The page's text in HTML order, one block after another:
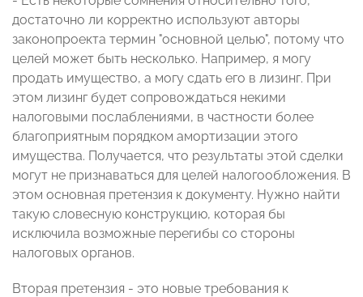
достаточно ли корректно используют авторы
законопроекта термин "основной целью", потому что
целей может быть несколько. Например, я могу
продать имущество, а могу сдать его в лизинг. При
этом лизинг будет сопровождаться некими
налоговыми послаблениями, в частности более
благоприятным порядком амортизации этого
имущества. Получается, что результаты этой сделки
могут не признаваться для целей налогообложения. В
этом основная претензия к документу. Нужно найти
такую словесную конструкцию, которая бы
исключила возможные перегибы со стороны
налоговых органов.
Вторая претензия - это новые требования к